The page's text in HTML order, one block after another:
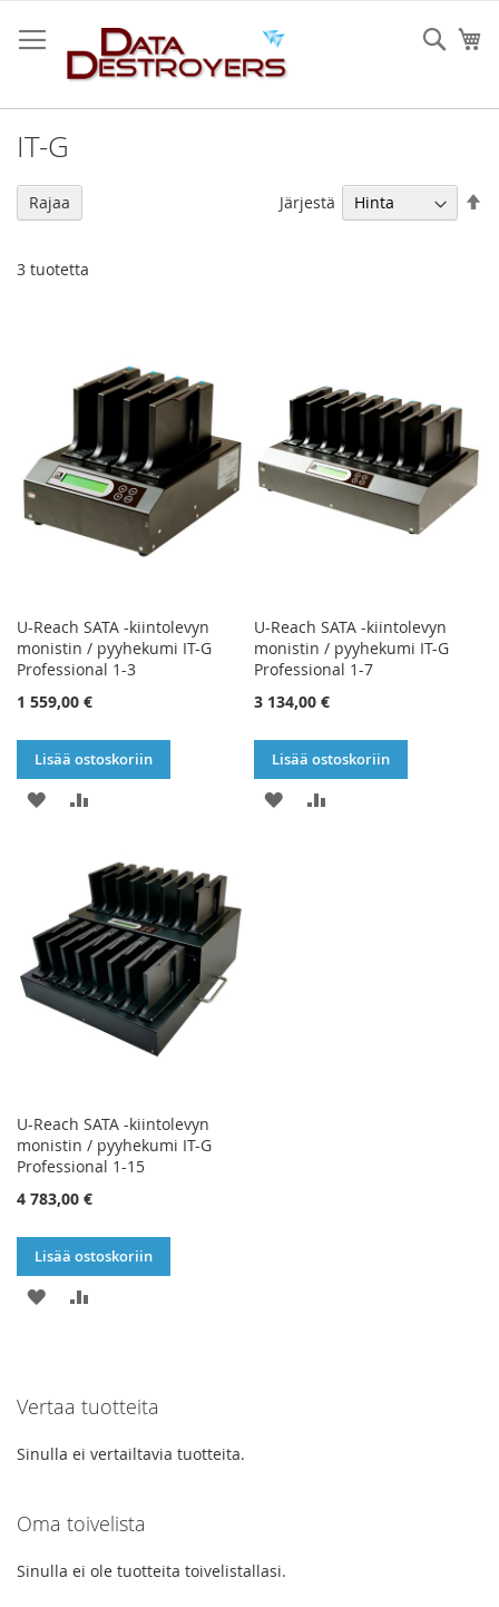
to
Content
IT-G
3 tuotetta
Järjestä
U-Reach SATA -kiintolevyn
monistin / pyyhekumi IT-G
Professional 1-3
1 559,00 €
Lisää ostoskoriin
LISÄÄ
U-Reach SATA -kiintolevyn
monistin / pyyhekumi IT-G
Professional 1-7
3 134,00 €
Lisää ostoskoriin
LISÄÄ
U-Reach SATA -kiintolevyn
monistin / pyyhekumi IT-G
Professional 1-15
4 783,00 €
Lisää ostoskoriin
LISÄÄ
Rajaa
Vertaa tuotteita
Sinulla ei vertailtavia tuotteita.
Oma toivelista
Sinulla ei ole tuotteita toivelistallasi.